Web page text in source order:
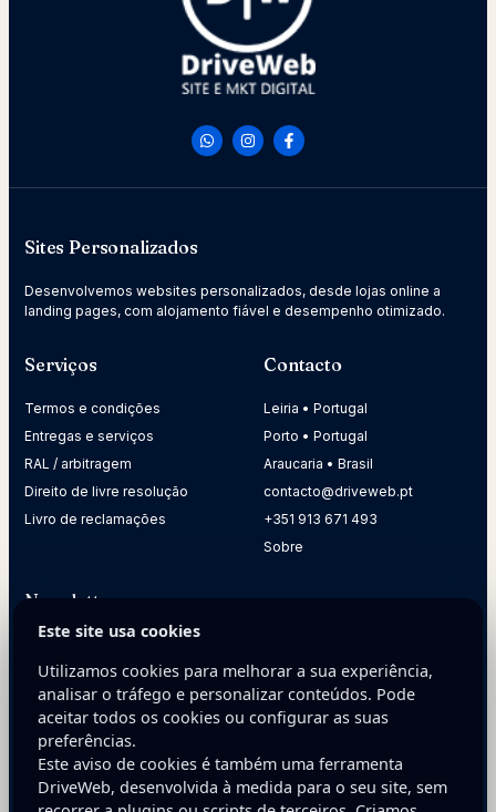
Sites Personalizados
Desenvolvemos websites personalizados, desde lojas online a
landing pages, com alojamento fiável e desempenho otimizado.
Serviços
Termos e condições
Entregas e serviços
RAL / arbitragem
Direito de livre resolução
Livro de reclamações
Contacto
Leiria • Portugal
Porto • Portugal
Araucaria • Brasil
contacto@driveweb.pt
+351 913 671 493
Sobre
Newsletter
sua empresa.
E-mail
Este site usa cookies
Utilizamos cookies para melhorar a sua experiência,
analisar o tráfego e personalizar conteúdos. Pode
aceitar todos os cookies ou configurar as suas
preferências.
Este aviso de cookies é também uma ferramenta
DriveWeb, desenvolvida à medida para o seu site, sem